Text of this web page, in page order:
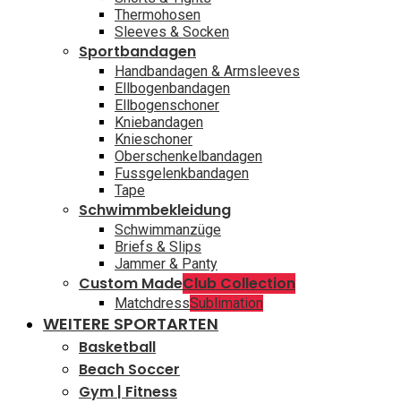
Thermohosen
Sleeves & Socken
Sportbandagen
Handbandagen & Armsleeves
Ellbogenbandagen
Ellbogenschoner
Kniebandagen
Knieschoner
Oberschenkelbandagen
Fussgelenkbandagen
Tape
Schwimmbekleidung
Schwimmanzüge
Briefs & Slips
Jammer & Panty
Custom MadeClub Collection
MatchdressSublimation
WEITERE SPORTARTEN
Basketball
Beach Soccer
Gym | Fitness